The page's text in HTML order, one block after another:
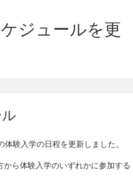
ジュールを更
験入学の日程を更新しました。
ら体験入学のいずれかに参加する